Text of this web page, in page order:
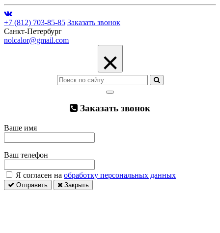
+7 (812) 703-85-85 Заказать звонок
Санкт-Петербург
nolcalor@gmail.com
×
Заказать звонок
Ваше имя
Ваш телефон
Я согласен на обработку персональных данных
Отправить Закрыть